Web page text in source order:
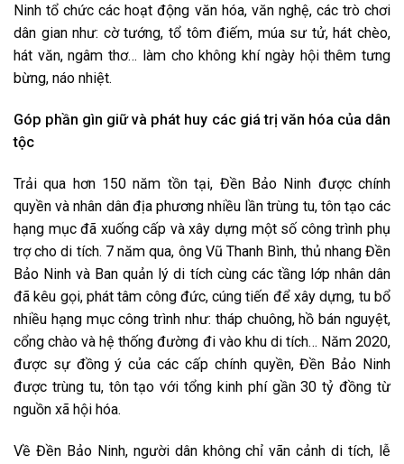
Ninh tổ chức các hoạt động văn hóa, văn nghệ, các trò chơi
dân gian như: cờ tướng, tổ tôm điếm, múa sư tử, hát chèo,
hát văn, ngâm thơ… làm cho không khí ngày hội thêm tưng
bừng, náo nhiệt.
Góp phần gìn giữ và phát huy các giá trị văn hóa của dân
tộc
Trải qua hơn 150 năm tồn tại, Đền Bảo Ninh được chính
quyền và nhân dân địa phương nhiều lần trùng tu, tôn tạo các
hạng mục đã xuống cấp và xây dựng một số công trình phụ
trợ cho di tích. 7 năm qua, ông Vũ Thanh Bình, thủ nhang Đền
Bảo Ninh và Ban quản lý di tích cùng các tầng lớp nhân dân
đã kêu gọi, phát tâm công đức, cúng tiến để xây dựng, tu bổ
nhiều hạng mục công trình như: tháp chuông, hồ bán nguyệt,
cổng chào và hệ thống đường đi vào khu di tích… Năm 2020,
được sự đồng ý của các cấp chính quyền, Đền Bảo Ninh
được trùng tu, tôn tạo với tổng kinh phí gần 30 tỷ đồng từ
nguồn xã hội hóa.
Về Đền Bảo Ninh, người dân không chỉ vãn cảnh di tích, lễ